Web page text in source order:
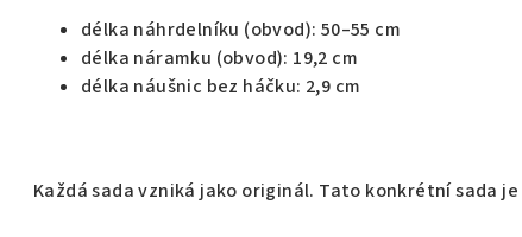
délka náhrdelníku (obvod): 50–55 cm
délka náramku (obvod): 19,2 cm
délka náušnic bez háčku: 2,9 cm
Každá sada vzniká jako originál. Tato konkrétní sada